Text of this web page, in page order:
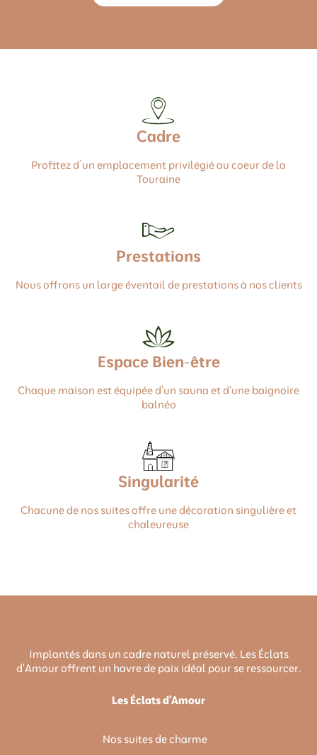
Cadre
Profitez d’un emplacement privilégié au coeur de la
Touraine
Prestations
Nous offrons un large éventail de prestations à nos clients
Espace Bien-être
Chaque maison est équipée d'un sauna et d'une baignoire
balnéo
Singularité
Chacune de nos suites offre une décoration singulière et
chaleureuse
Implantés dans un cadre naturel préservé, Les Éclats
d'Amour offrent un havre de paix idéal pour se ressourcer.
Les Éclats d'Amour
Nos suites de charme